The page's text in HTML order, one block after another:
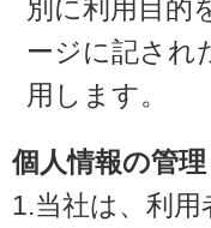
別に利用目的
ージに記され
用します。
個人情報の管
1.当社は、利